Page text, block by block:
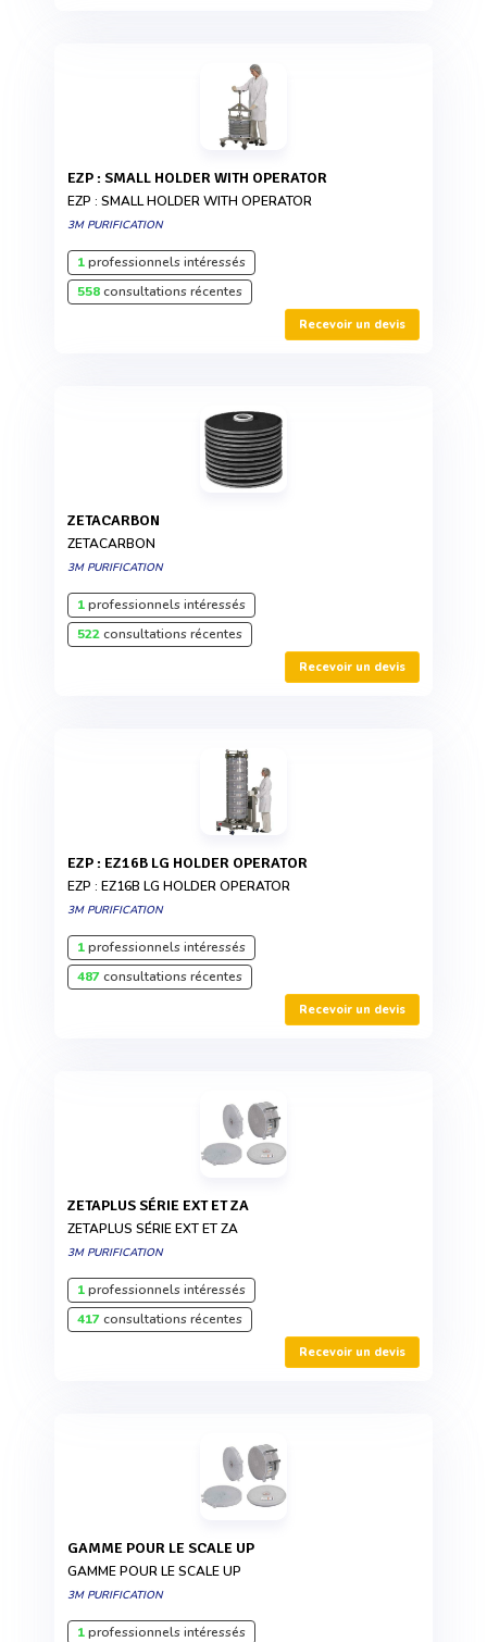
EZP : SMALL HOLDER WITH OPERATOR
EZP : SMALL HOLDER WITH OPERATOR
3M PURIFICATION
1professionnels intéressés
558consultations récentes
Recevoir un devis
ZETACARBON
ZETACARBON
3M PURIFICATION
1professionnels intéressés
522consultations récentes
Recevoir un devis
EZP : EZ16B LG HOLDER OPERATOR
EZP : EZ16B LG HOLDER OPERATOR
3M PURIFICATION
1professionnels intéressés
487consultations récentes
Recevoir un devis
ZETAPLUS SÉRIE EXT ET ZA
ZETAPLUS SÉRIE EXT ET ZA
3M PURIFICATION
1professionnels intéressés
417consultations récentes
Recevoir un devis
GAMME POUR LE SCALE UP
GAMME POUR LE SCALE UP
3M PURIFICATION
1professionnels intéressés